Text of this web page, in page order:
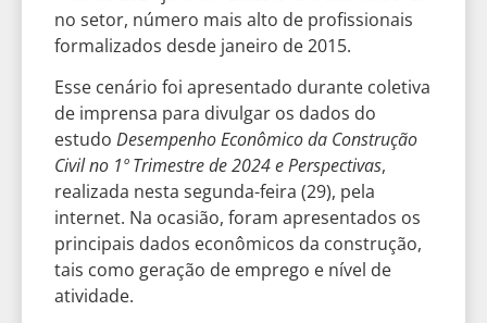
no setor, número mais alto de profissionais
formalizados desde janeiro de 2015.
Esse cenário foi apresentado durante coletiva
de imprensa para divulgar os dados do
estudo Desempenho Econômico da Construção
Civil no 1º Trimestre de 2024 e Perspectivas,
realizada nesta segunda-feira (29), pela
internet. Na ocasião, foram apresentados os
principais dados econômicos da construção,
tais como geração de emprego e nível de
atividade.